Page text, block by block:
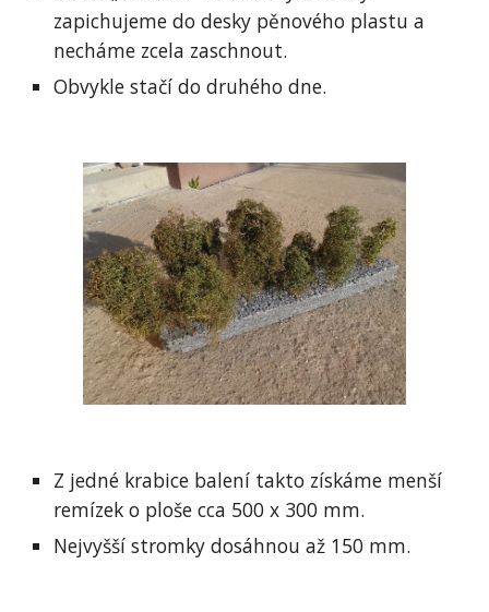
zapichujeme do desky pěnového plastu a
necháme zcela zaschnout.
Obvykle stačí do druhého dne.
Z jedné krabice balení takto získáme menší
remízek o ploše cca 500 x 300 mm.
Nejvyšší stromky dosáhnou až 150 mm.